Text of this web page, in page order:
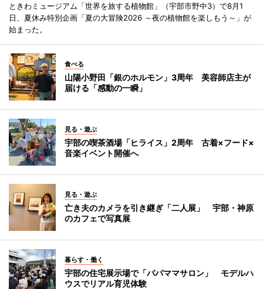
ときわミュージアム「世界を旅する植物館」（宇部市野中3）で8月1
日、夏休み特別企画「夏の大冒険2026 ～夜の植物館を楽しもう～」が
始まった。
食べる
山陽小野田「銀のホルモン」3周年 美容師店主が
届ける「感動の一瞬」
見る・遊ぶ
宇部の喫茶酒場「ヒライス」2周年 古着×フード×
音楽イベント開催へ
見る・遊ぶ
亡き夫のカメラを引き継ぎ「二人展」 宇部・神原
のカフェで写真展
暮らす・働く
宇部の住宅展示場で「パパママサロン」 モデルハ
ウスでリアル育児体験